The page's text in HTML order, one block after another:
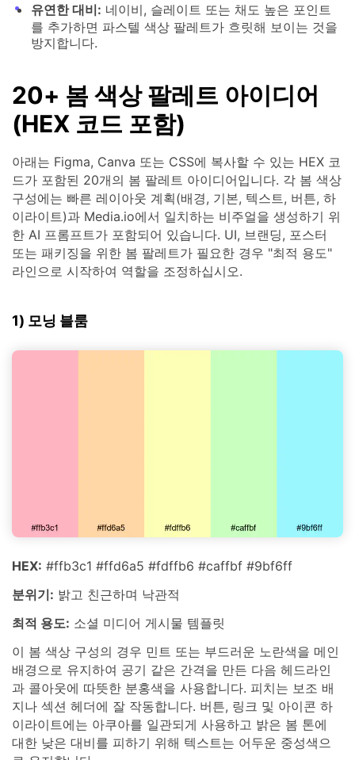
유연한 대비: 네이비, 슬레이트 또는 채도 높은 포인트
를 추가하면 파스텔 색상 팔레트가 흐릿해 보이는 것을
방지합니다.
20+ 봄 색상 팔레트 아이디어
(HEX 코드 포함)
아래는 Figma, Canva 또는 CSS에 복사할 수 있는 HEX 코
드가 포함된 20개의 봄 팔레트 아이디어입니다. 각 봄 색상
구성에는 빠른 레이아웃 계획(배경, 기본, 텍스트, 버튼, 하
이라이트)과 Media.io에서 일치하는 비주얼을 생성하기 위
한 AI 프롬프트가 포함되어 있습니다. UI, 브랜딩, 포스터
또는 패키징을 위한 봄 팔레트가 필요한 경우 "최적 용도"
라인으로 시작하여 역할을 조정하십시오.
1) 모닝 블룸
HEX: #ffb3c1 #ffd6a5 #fdffb6 #caffbf #9bf6ff
분위기: 밝고 친근하며 낙관적
최적 용도: 소셜 미디어 게시물 템플릿
이 봄 색상 구성의 경우 민트 또는 부드러운 노란색을 메인
배경으로 유지하여 공기 같은 간격을 만든 다음 헤드라인
과 콜아웃에 따뜻한 분홍색을 사용합니다. 피치는 보조 배
지나 섹션 헤더에 잘 작동합니다. 버튼, 링크 및 아이콘 하
이라이트에는 아쿠아를 일관되게 사용하고 밝은 봄 톤에
대한 낮은 대비를 피하기 위해 텍스트는 어두운 중성색으